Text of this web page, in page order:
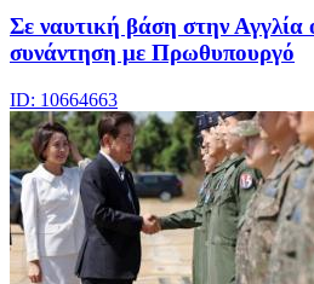
Σε ναυτική βάση στην Αγγλία
συνάντηση με Πρωθυπουργό
ID: 10664663